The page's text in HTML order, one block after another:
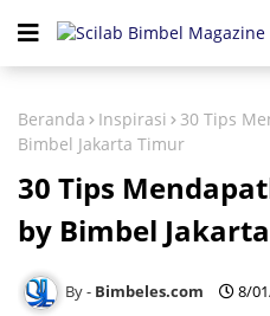
Beranda Inspirasi
30 Tips
Bimbel Jakarta Timur
30 Tips
by Bimbel
Bimbeles.com 8/